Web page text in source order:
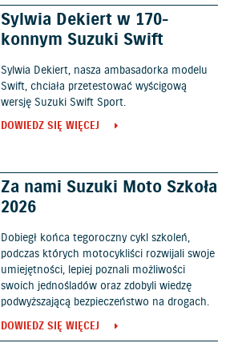
Sylwia Dekiert w 170-
konnym Suzuki Swift
Sylwia Dekiert, nasza ambasadorka modelu
Swift, chciała przetestować wyścigową
wersję Suzuki Swift Sport.
DOWIEDZ SIĘ WIĘCEJ
Za nami Suzuki Moto Szkoła
2026
Dobiegł końca tegoroczny cykl szkoleń,
podczas których motocykliści rozwijali swoje
umiejętności, lepiej poznali możliwości
swoich jednośladów oraz zdobyli wiedzę
podwyższającą bezpieczeństwo na drogach.
DOWIEDZ SIĘ WIĘCEJ